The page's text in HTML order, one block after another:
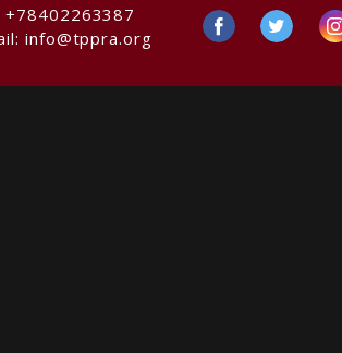
+78402263387
info@tppra.org